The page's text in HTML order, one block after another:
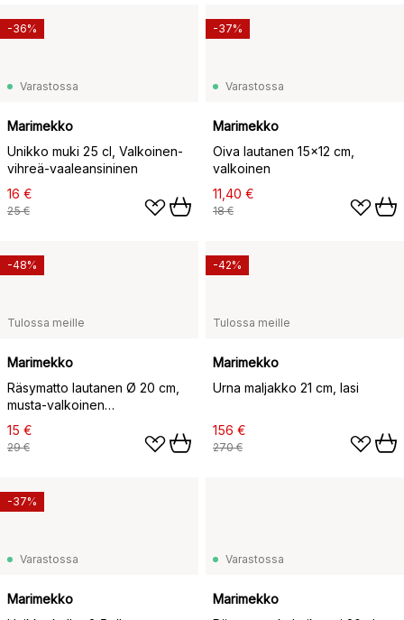
Varastossa
Marimekko
Unikko muki 25 cl, Valkoinen-
vihreä-vaaleansininen
16 €
25 €
-36%
Varastossa
Marimekko
Oiva lautanen 15x12 cm,
valkoinen
11,40 €
18 €
-37%
Tulossa meille
Marimekko
Räsymatto lautanen Ø 20 cm,
musta-valkoinen
(pikkupalloinen)
15 €
29 €
-48%
Tulossa meille
Marimekko
Urna maljakko 21 cm, lasi
156 €
270 €
-42%
Varastossa
Marimekko
-37%
Varastossa
Marimekko